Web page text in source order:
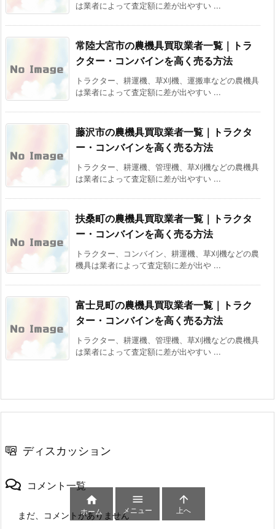
は業者によって査定額に差が出やすい ...
常陸大宮市の農機具買取業者一覧｜トラ
クター・コンバインを高く売る方法
トラクター、耕運機、草刈機、運搬車などの農機具
は業者によって査定額に差が出やすい ...
藤沢市の農機具買取業者一覧｜トラクタ
ー・コンバインを高く売る方法
トラクター、耕運機、管理機、草刈機などの農機具
は業者によって査定額に差が出やすい ...
扶桑町の農機具買取業者一覧｜トラクタ
ー・コンバインを高く売る方法
トラクター、コンバイン、耕運機、草刈機などの農
機具は業者によって査定額に差が出や ...
富士見町の農機具買取業者一覧｜トラク
ター・コンバインを高く売る方法
トラクター、耕運機、管理機、草刈機などの農機具
は業者によって査定額に差が出やすい ...
ディスカッション
コメント一覧
まだ、コメントがありません

ホーム

メニュー

上へ